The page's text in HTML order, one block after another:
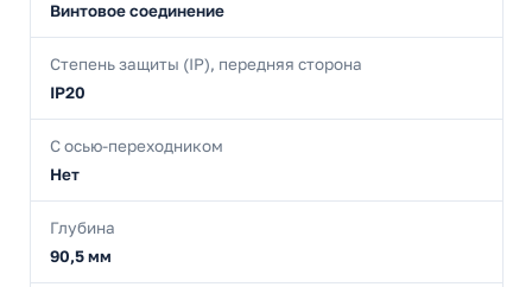
Винтовое соединение
Степень защиты (IP), передняя сторона
IP20
С осью-переходником
Нет
Глубина
90,5 мм